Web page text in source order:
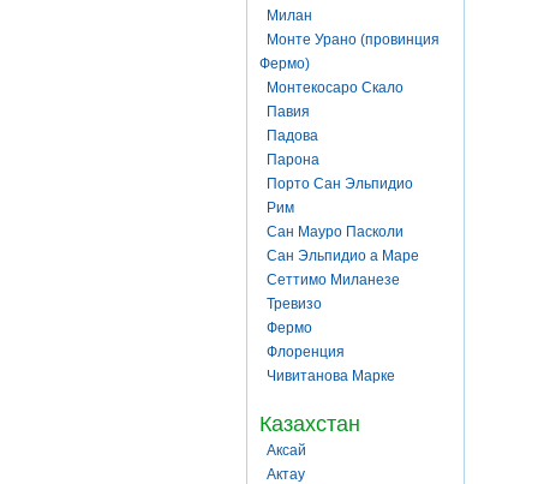
Милан
Монте Урано (провинция
Фермо)
Монтекосаро Скало
Павия
Падова
Парона
Порто Сан Эльпидио
Рим
Сан Мауро Пасколи
Сан Эльпидио а Маре
Сеттимо Миланезе
Тревизо
Фермо
Флоренция
Чивитанова Марке
Казахстан
Аксай
Актау